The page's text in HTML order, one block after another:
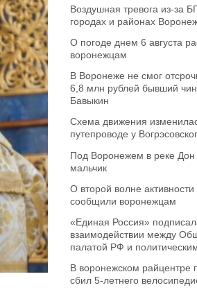
Воздушная тревога из-за
городах и районах
О погоде днем 6 августа
воронежцам
В Воронеже не смог
6,8 млн рублей бывший
Бавыкин
Схема движения
путепроводе у
Под Воронежем в реке Дон
мальчик
О второй волне
сообщили воронежцам
«Единая Россия»
взаимодействии между
палатой РФ и
В воронежском райцентре
сбил 5-летнего